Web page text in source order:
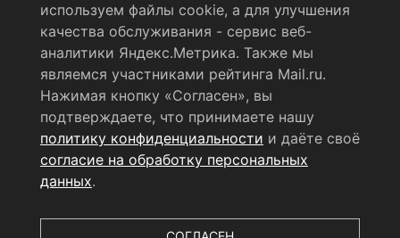
Политика конфиденциальности
Согласие на обработку персональных данных
RSS-лента
© 2004 - 2026 Сетевое издание Щёлковское ТВ.
Свидетельство о регистрации СМИ
ЭЛ № ФС 77 - 79754 от 07.12.2020 г.
технологий и массовых коммуникаций (РОСКОМНАДЗОР).
используем файлы cookie, а для улучшения
качества обслуживания - сервис веб-
аналитики Яндекс.Метрика. Также мы
являемся участниками рейтинга Mail.ru.
Нажимая кнопку «Согласен», вы
подтверждаете, что принимаете нашу
политику конфиденциальности и даёте своё
согласие на обработку персональных
данных.